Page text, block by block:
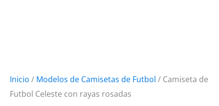
Inicio / Modelos de Camisetas de Futbol / Camiseta de
Futbol Celeste con rayas rosadas